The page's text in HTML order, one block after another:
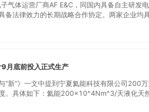
气体运营厂商AF E&C，同国内具备自主研发
法律效力的长期战略合作协定。两家企业均
则聚焦国内市场发展。由G‑gas自主研发的
积淀的韩国客户渠道与本地化运维实践经验，
现技术与商务团队的联动协作，推动定制化
化供货。两家公司均可提供高端全流程大宗电
月底前投入正式生产
“新”》一文中提到宁夏氦能科技有限公司200
。具体如下：氦能200×10^4Nm^3/天液化天